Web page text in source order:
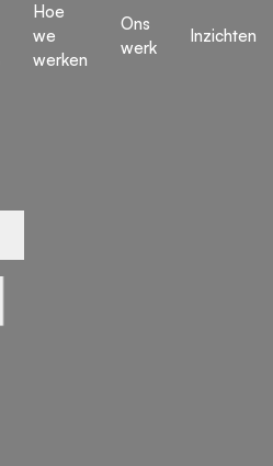
Hoe
we
werken
Ons
werk
Inzichten